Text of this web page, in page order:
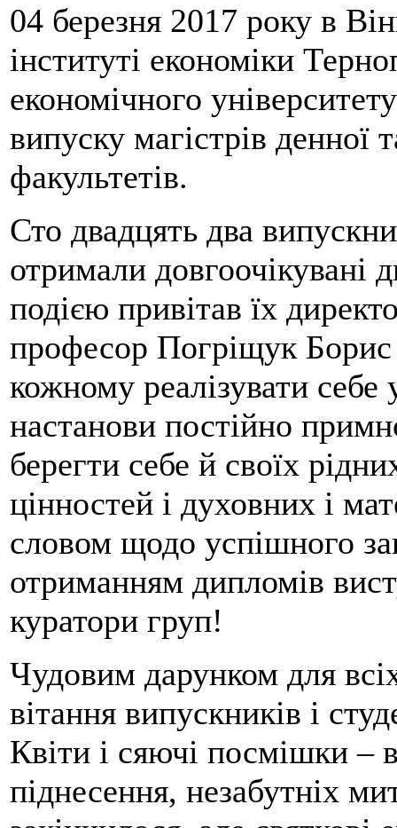
04 березня 2017 року в
інституті економіки
економічного
випуску магістрів денної
факультетів.
Сто двадцять два
отримали
подією привітав їх
професор Погріщук
кожному реалізувати
настанови постійно
берегти себе й своїх
цінностей і духовних і
словом щодо успішного
отриманням дипломів
куратори груп!
Чудовим дарунком для
вітання випускників і
Квіти і сяючі посмішки –
піднесення, незабутніх